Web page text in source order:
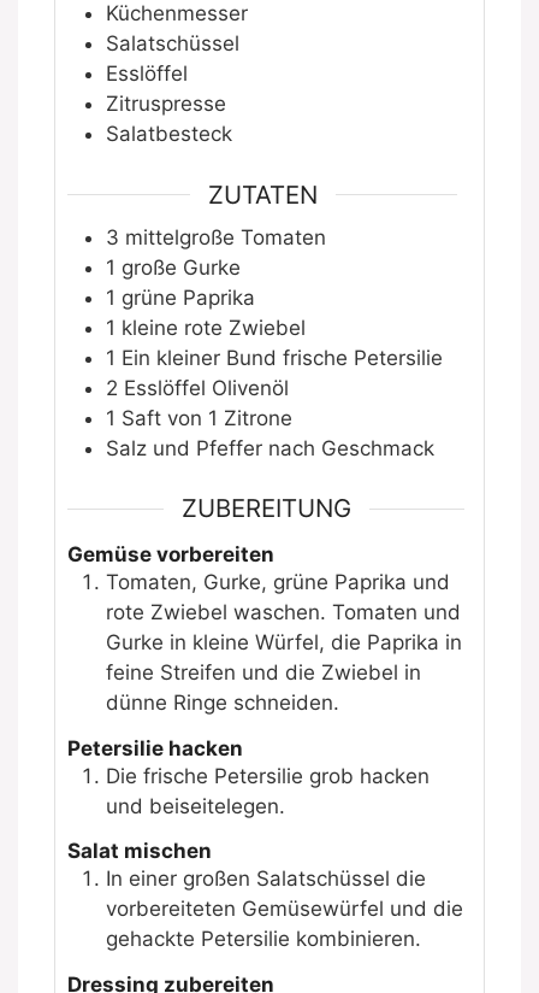
Küchenmesser
Salatschüssel
Esslöffel
Zitruspresse
Salatbesteck
ZUTATEN
3 mittelgroße Tomaten
1 große Gurke
1 grüne Paprika
1 kleine rote Zwiebel
1 Ein kleiner Bund frische Petersilie
2 Esslöffel Olivenöl
1 Saft von 1 Zitrone
Salz und Pfeffer nach Geschmack
ZUBEREITUNG
Gemüse vorbereiten
Tomaten, Gurke, grüne Paprika und
rote Zwiebel waschen. Tomaten und
Gurke in kleine Würfel, die Paprika in
feine Streifen und die Zwiebel in
dünne Ringe schneiden.
Petersilie hacken
Die frische Petersilie grob hacken
und beiseitelegen.
Salat mischen
In einer großen Salatschüssel die
vorbereiteten Gemüsewürfel und die
gehackte Petersilie kombinieren.
Dressing zubereiten